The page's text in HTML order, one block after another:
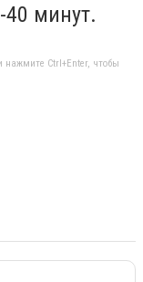
40 минут.
Ctrl+Enter, чтобы